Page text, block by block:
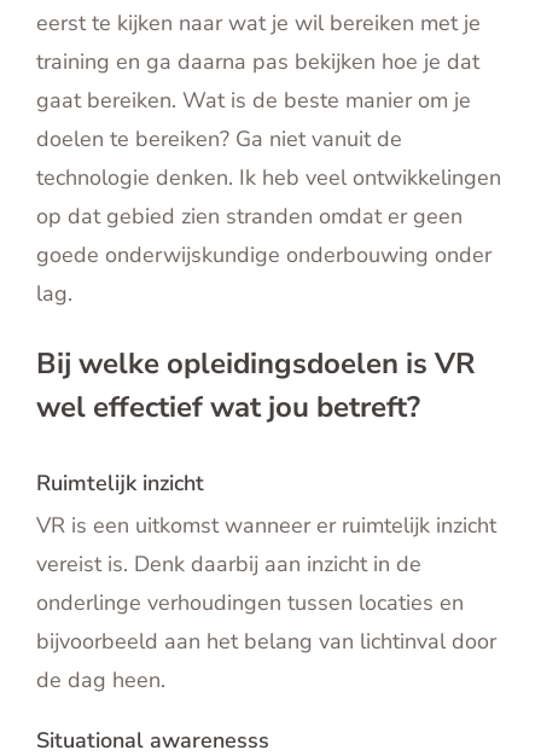
eerst te kijken naar wat je wil bereiken met je
training en ga daarna pas bekijken hoe je dat
gaat bereiken. Wat is de beste manier om je
doelen te bereiken? Ga niet vanuit de
technologie denken. Ik heb veel ontwikkelingen
op dat gebied zien stranden omdat er geen
goede onderwijskundige onderbouwing onder
lag.
Bij welke opleidingsdoelen is VR
wel effectief wat jou betreft?
Ruimtelijk inzicht
VR is een uitkomst wanneer er ruimtelijk inzicht
vereist is. Denk daarbij aan inzicht in de
onderlinge verhoudingen tussen locaties en
bijvoorbeeld aan het belang van lichtinval door
de dag heen.
Situational awarenesss